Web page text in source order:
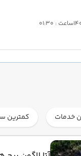
ساعت : 01:30
خدمات کمترین